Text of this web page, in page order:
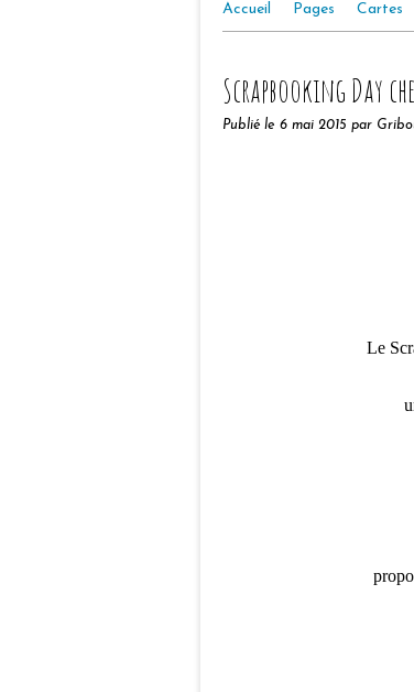
Accueil Pages Cartes
Scrapbooking Day
Publié le 6 mai 2015 par
Le